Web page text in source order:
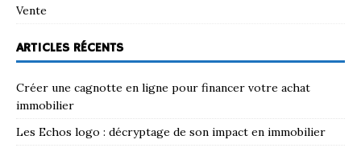
Vente
ARTICLES RÉCENTS
Créer une cagnotte en ligne pour financer votre achat
immobilier
Les Echos logo : décryptage de son impact en immobilier